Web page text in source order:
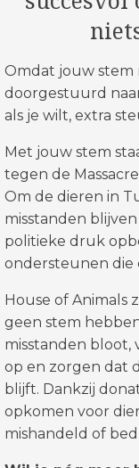
Omdat jouw stem
doorgestuurd
als je wilt, extra
Met jouw stem
tegen de
Om de dieren in
misstanden
politieke druk
ondersteunen die
House of Animals
geen stem
misstanden bloot,
op en zorgen dat
blijft. Dankzij
opkomen voor
mishandeld of